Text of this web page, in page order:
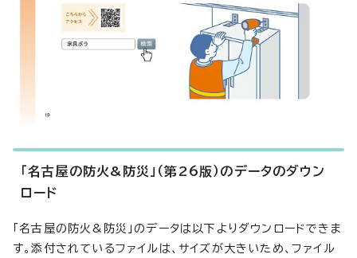
「名古屋の防火&防災」（第26版）のデータのダウン
ロード
「名古屋の防火&防災」のデータは以下よりダウンロードできま
す。添付されているファイルは、サイズが大きいため、ファイル